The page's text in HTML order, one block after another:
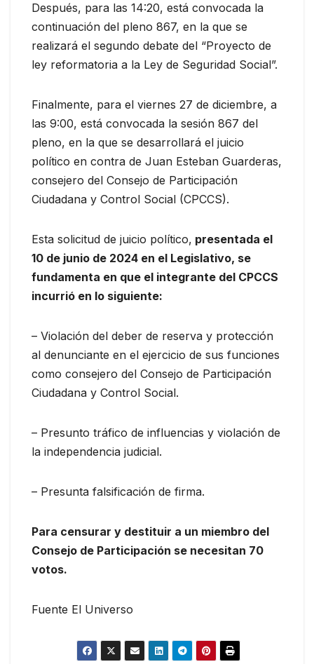
Después, para las 14:20, está convocada la
continuación del pleno 867, en la que se
realizará el segundo debate del “Proyecto de
ley reformatoria a la Ley de Seguridad Social”.
Finalmente, para el viernes 27 de diciembre, a
las 9:00, está convocada la sesión 867 del
pleno, en la que se desarrollará el juicio
político en contra de Juan Esteban Guarderas,
consejero del Consejo de Participación
Ciudadana y Control Social (CPCCS).
Esta solicitud de juicio político, presentada el
10 de junio de 2024 en el Legislativo, se
fundamenta en que el integrante del CPCCS
incurrió en lo siguiente:
– Violación del deber de reserva y protección
al denunciante en el ejercicio de sus funciones
como consejero del Consejo de Participación
Ciudadana y Control Social.
– Presunto tráfico de influencias y violación de
la independencia judicial.
– Presunta falsificación de firma.
Para censurar y destituir a un miembro del
Consejo de Participación se necesitan 70
votos.
Fuente El Universo